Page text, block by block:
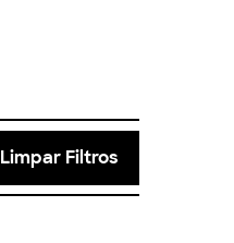
Limpar Filtros